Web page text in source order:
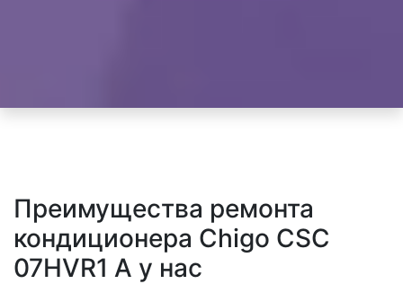
Преимущества ремонта
кондиционера Chigo CSC
07HVR1 A у нас